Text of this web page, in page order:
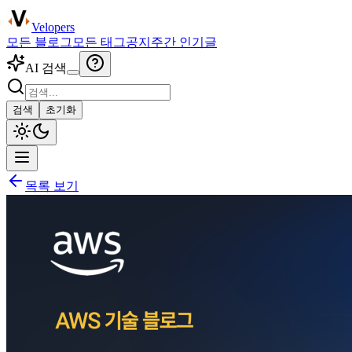
Velopers
모든 블로그 모든 태그공지 주간 인기글
AI 검색
검색 초기화
목록 보기